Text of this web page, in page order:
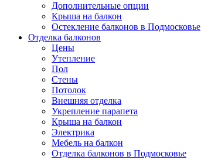
Дополнительные опции
Крыша на балкон
Остекление балконов в Подмосковье
Отделка балконов
Цены
Утепление
Пол
Стены
Потолок
Внешняя отделка
Укрепление парапета
Крыша на балкон
Электрика
Мебель на балкон
Отделка балконов в Подмосковье